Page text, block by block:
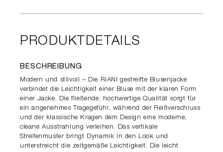
PRODUKTDETAILS
BESCHREIBUNG
Modern und stilvoll – Die RIANI gestreifte Blusenjacke
verbindet die Leichtigkeit einer Bluse mit der klaren Form
einer Jacke. Die fließende, hochwertige Qualität sorgt für
ein angenehmes Tragegefühl, während der Reißverschluss
und der klassische Kragen dem Design eine moderne,
cleane Ausstrahlung verleihen. Das vertikale
Streifenmuster bringt Dynamik in den Look und
unterstreicht die zeitgemäße Leichtigkeit. Die leicht